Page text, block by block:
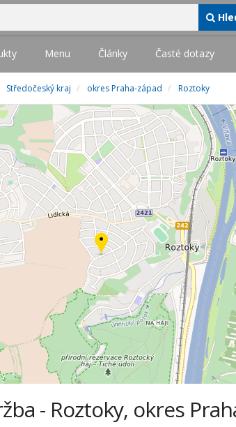
Menu Články Časté dotazy
Středočeský kraj okres Praha-západ Roztoky
- Roztoky, okres